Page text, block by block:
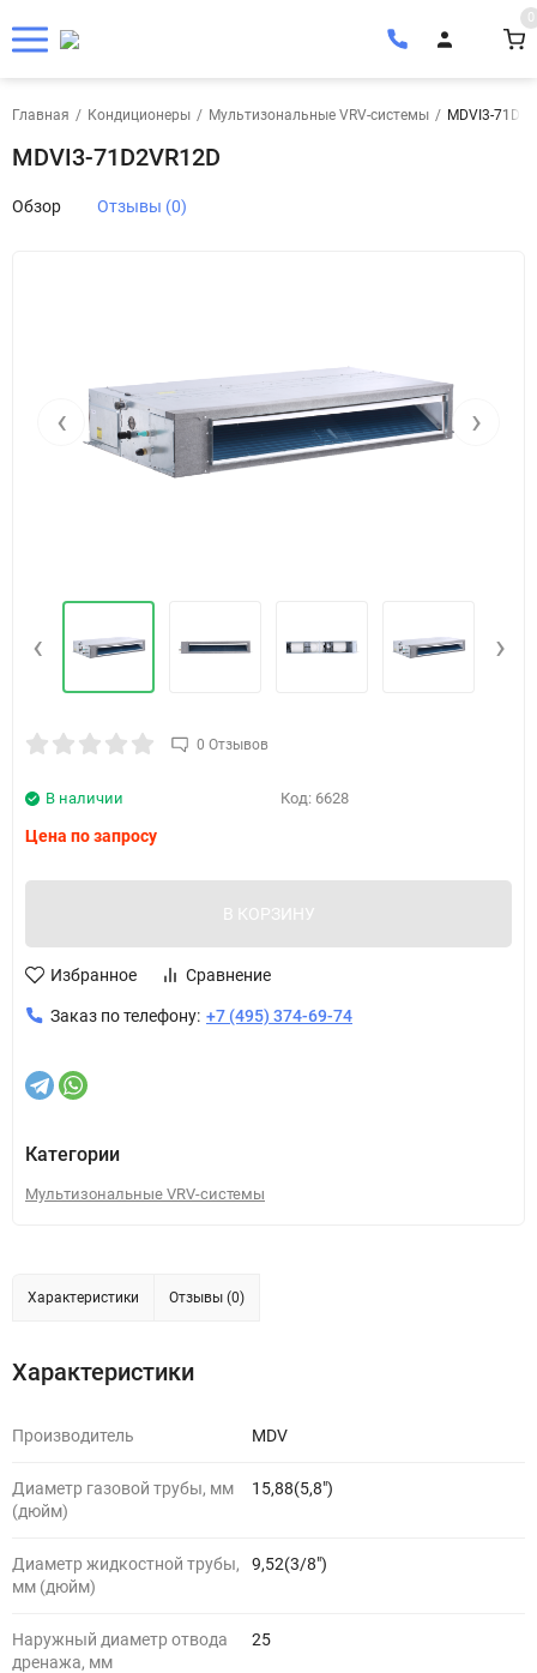
0
Главная / Кондиционеры / Мультизональные VRV-системы / MDVI3-
MDVI3-71D2VR12D
Обзор Отзывы (0)
‹ ›
‹ ›
0 Отзывов
Код: 6628
В наличии
Цена по запросу
В КОРЗИНУ
Избранное Сравнение
Заказ по телефону: +7 (495) 374-69-74
Категории
Мультизональные VRV-системы
Характеристики Отзывы (0)
Характеристики
Производитель MDV
Диаметр газовой трубы, мм
(дюйм)
15,88(5,8")
Диаметр жидкостной трубы,
мм (дюйм)
9,52(3/8")
Наружный диаметр отвода
дренажа, мм
25